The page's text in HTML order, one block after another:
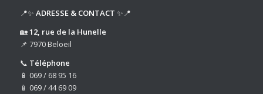
📍✨ ADRESSE & CONTACT ✨📍
🏡12, rue de la Hunelle
📌 7970 Beloeil
📞 Téléphone
📱 069 / 68 95 16
📱 069 / 44 69 09